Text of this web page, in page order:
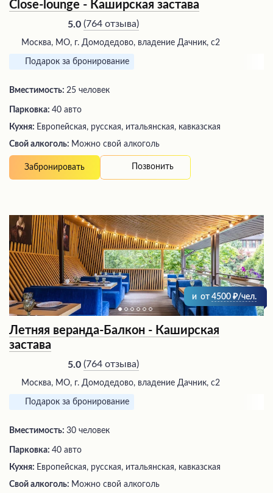
Close-lounge - Каширская застава
5.0 (764 отзыва)
Москва, МО, г. Домодедово, владение Дачник, с2
Подарок за бронирование
Вместимость: 25 человек
Парковка: 40 авто
Кухня: Европейская, русская, итальянская, кавказская
Свой алкоголь: Можно свой алкоголь
Забронировать Позвонить
и от 4500 /чел.
Летняя веранда-Балкон - Каширская
застава
5.0 (764 отзыва)
Москва, МО, г. Домодедово, владение Дачник, с2
Подарок за бронирование
Вместимость: 30 человек
Парковка: 40 авто
Кухня: Европейская, русская, итальянская, кавказская
Свой алкоголь: Можно свой алкоголь